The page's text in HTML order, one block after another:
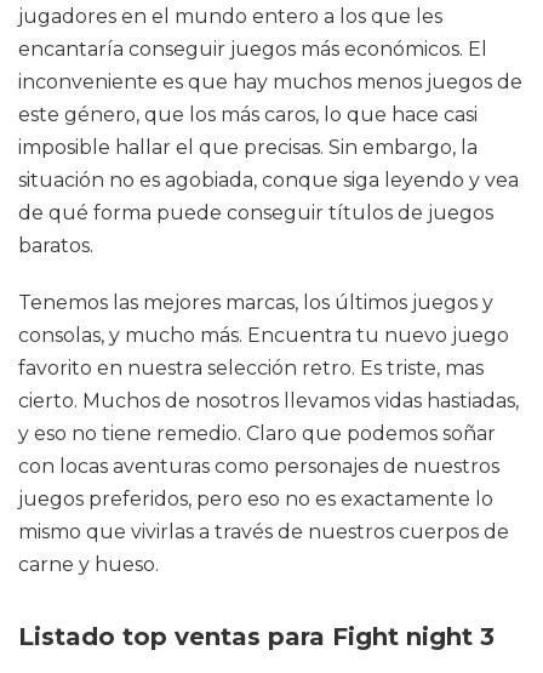
jugadores en el mundo entero a los que les
encantaría conseguir juegos más económicos. El
inconveniente es que hay muchos menos juegos de
este género, que los más caros, lo que hace casi
imposible hallar el que precisas. Sin embargo, la
situación no es agobiada, conque siga leyendo y vea
de qué forma puede conseguir títulos de juegos
baratos.
Tenemos las mejores marcas, los últimos juegos y
consolas, y mucho más. Encuentra tu nuevo juego
favorito en nuestra selección retro. Es triste, mas
cierto. Muchos de nosotros llevamos vidas hastiadas,
y eso no tiene remedio. Claro que podemos soñar
con locas aventuras como personajes de nuestros
juegos preferidos, pero eso no es exactamente lo
mismo que vivirlas a través de nuestros cuerpos de
carne y hueso.
Listado top ventas para Fight night 3